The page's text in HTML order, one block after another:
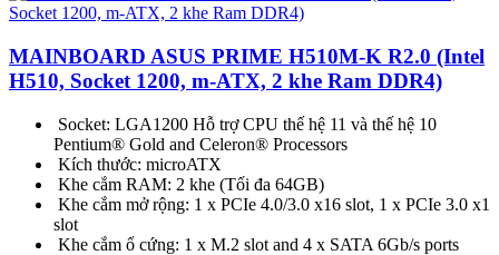
MAINBOARD ASUS PRIME H510M-K R2.0 (Intel
H510, Socket 1200, m-ATX, 2 khe Ram DDR4)
Socket: LGA1200 Hỗ trợ CPU thế hệ 11 và thế hệ 10
Pentium® Gold and Celeron® Processors
Kích thước: microATX
Khe cắm RAM: 2 khe (Tối đa 64GB)
Khe cắm mở rộng: 1 x PCIe 4.0/3.0 x16 slot, 1 x PCIe 3.0 x1
slot
Khe cắm ổ cứng: 1 x M.2 slot and 4 x SATA 6Gb/s ports